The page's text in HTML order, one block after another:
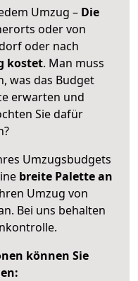
Umzug – Die
oder von
oder nach
kostet. Man muss
was das Budget
erwarten und
Sie dafür
Umzugsbudgets
breite Palette an
Umzug von
Bei uns behalten
können Sie